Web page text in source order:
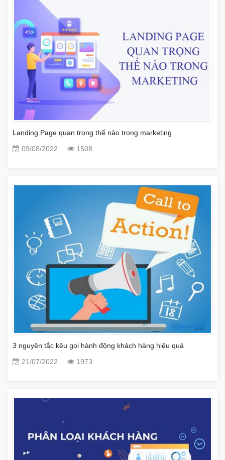
Landing Page quan trọng thế nào trong marketing
09/08/2022
1508
3 nguyên tắc kêu gọi hành động khách hàng hiệu quả
21/07/2022
1973